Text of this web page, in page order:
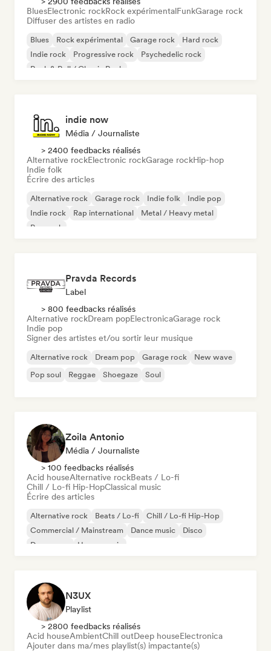
BluesElectronic rockRock expérimentalFunkGarage rock
Diffuser des artistes en radio
Blues Rock expérimental Garage rock
Hard rock
Indie rock
Progressive rock
Psychedelic rock
Rock & Roll / Classic Rock
indie now
Média / Journaliste
> 2400 feedbacks réalisés
Alternative rockElectronic rockGarage rockHip-hop
Indie folk
Écrire des articles
Alternative rock Garage rock Indie folk
Indie pop
Indie rock
Rap international
Metal / Heavy metal
Pop rock
Pravda Records
Label
> 800 feedbacks réalisés
Alternative rockDream popElectronicaGarage rock
Indie pop
Signer des artistes et/ou sortir leur musique
Alternative rock Dream pop Garage rock
New wave
Pop soul
Reggae Shoegaze Soul
Zoila Antonio
Média / Journaliste
> 100 feedbacks réalisés
Acid houseAlternative rockBeats / Lo-fi
Chill / Lo-fi Hip-HopClassical music
Écrire des articles
Alternative rock Beats / Lo-fi
Chill / Lo-fi Hip-Hop
Commercial / Mainstream
Dance music
Disco
Dream pop
House music
N3UX
Playlist
> 2800 feedbacks réalisés
Acid houseAmbientChill outDeep houseElectronica
Ajouter dans ma/mes playlist(s) impactante(s)